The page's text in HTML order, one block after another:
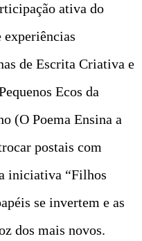
ativa do
de Escrita Criativa e
Ecos da
(O Poema Ensina a
postais com
iniciativa “Filhos
se invertem e as
dos mais novos.